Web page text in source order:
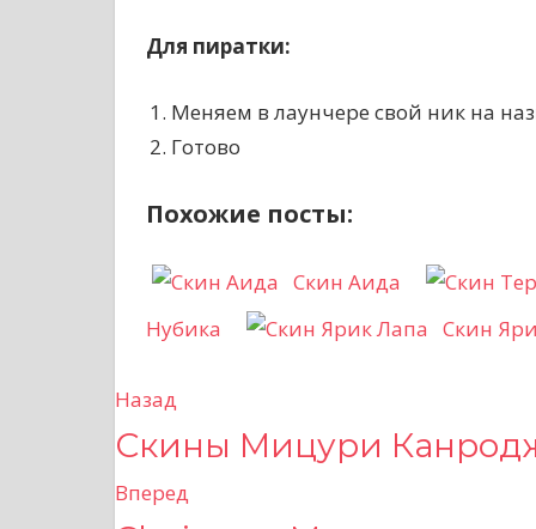
Для пиратки:
Меняем в лаунчере свой ник на
Готово
Похожие посты:
Скин Аида
Нубика
Скин
Н
а
в
Назад
Скины Мицури
Вперед